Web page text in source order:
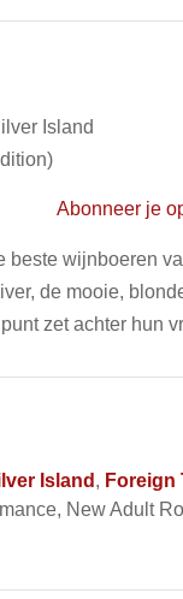
Island
Abonneer je
beste wijnboeren
de mooie,
zet achter hun
Island , Foreign
New Adult